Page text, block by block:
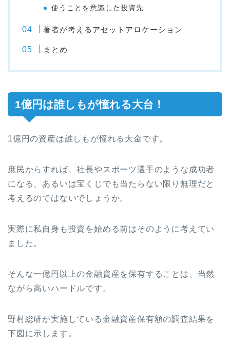
使うことを意識した投資先
著者が考えるアセットアロケーション
まとめ
1億円は誰しもが憧れる大台！
1億円の資産は誰しもが憧れる大金です。
庶民からすれば、社長やスポーツ選手のような成功者
になる、あるいは宝くじでも当たらない限り無理だと
考えるのではないでしょうか。
実際に私自身も投資を始める前はそのように考えてい
ました。
そんな一億円以上の金融資産を保有することは、当然
ながら高いハードルです。
野村総研が実施している金融資産保有額の調査結果を
下図に示します。